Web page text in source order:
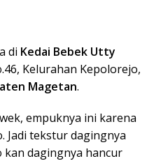
di Kedai Bebek Utty
Kelurahan Kepolorejo,
Magetan.
empuknya ini karena
Jadi tekstur dagingnya
kan dagingnya hancur